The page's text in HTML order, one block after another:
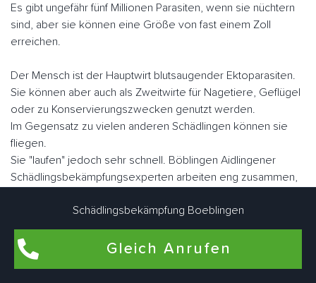
Es gibt ungefähr fünf Millionen Parasiten, wenn sie nüchtern
sind, aber sie können eine Größe von fast einem Zoll
erreichen.
Der Mensch ist der Hauptwirt blutsaugender Ektoparasiten.
Sie können aber auch als Zweitwirte für Nagetiere, Geflügel
oder zu Konservierungszwecken genutzt werden.
Im Gegensatz zu vielen anderen Schädlingen können sie
fliegen.
Sie "laufen" jedoch sehr schnell. Böblingen Aidlingener
Schädlingsbekämpfungsexperten arbeiten eng zusammen,
Flohbekämpfung in Böblingen Aidlingen
Schädlingsbekämpfung Boeblingen
Gleich Anrufen